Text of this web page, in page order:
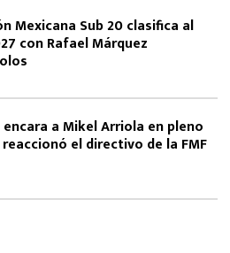
Mexicana Sub 20 clasifica al
con Rafael Márquez
a Mikel Arriola en pleno
el directivo de la FMF